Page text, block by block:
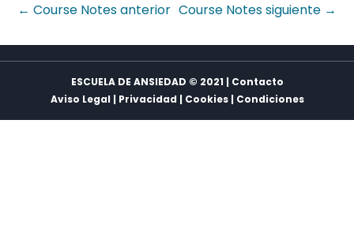
← Course Notes anterior Course Notes siguiente →
ESCUELA DE ANSIEDAD © 2021 | Contacto
Aviso Legal | Privacidad | Cookies| Condiciones